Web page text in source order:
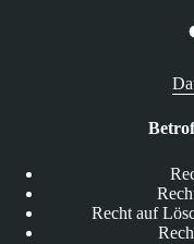
Recht auf